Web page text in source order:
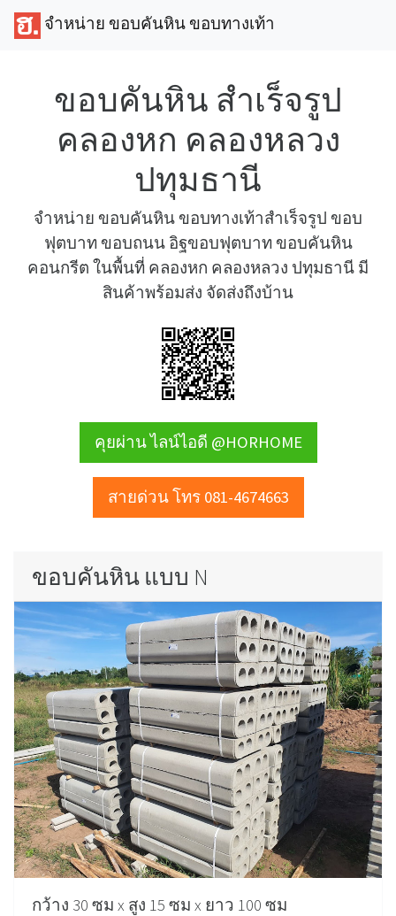
จำหน่าย ขอบคันหิน ขอบทางเท้า
ขอบคันหิน สำเร็จรูป
คลองหก คลองหลวง
ปทุมธานี
จำหน่าย ขอบคันหิน ขอบทางเท้าสำเร็จรูป ขอบ
ฟุตบาท ขอบถนน อิฐขอบฟุตบาท ขอบคันหิน
คอนกรีต ในพื้นที่ คลองหก คลองหลวง ปทุมธานี มี
สินค้าพร้อมส่ง จัดส่งถึงบ้าน
คุยผ่าน ไลน์ไอดี @HORHOME
สายด่วน โทร 081-4674663
ขอบคันหิน แบบ N
กว้าง 30 ซม x สูง 15 ซม x ยาว 100 ซม